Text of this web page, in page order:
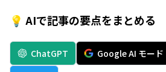
💡 AIで記事の要点をまとめる
ChatGPT Google AI モード